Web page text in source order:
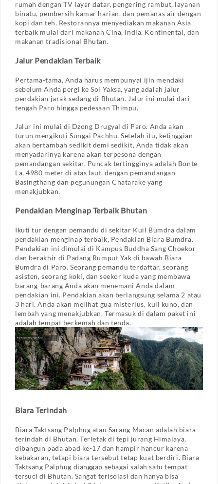
rumah dengan TV layar datar, pengering rambut, layanan
binatu, pembersih kamar harian, dan pemanas air dengan
kopi dan teh. Restorannya menyediakan makanan Asia
terbaik mulai dari makanan Cina, India, Kontinental, dan
makanan tradisional Bhutan.
Jalur Pendakian Terbaik
Pertama-tama, Anda harus mempunyai ijin mendaki
sebelum Anda pergi ke Soi Yaksa, yang adalah jalur
pendakian jarak sedang di Bhutan. Jalur ini mulai dari
tengah Paro hingga pedesaan Thimpu.
Jalur ini mulai di Dzong Drugyal di Paro. Anda akan
turun mengikuti Sungai Pachhu. Setelah itu, ketinggian
akan bertambah sedikit demi sedikit, Anda tidak akan
menyadarinya karena akan terpesona dengan
pemandangan sekitar. Puncak tertingginya adalah Bonte
La, 4980 meter di atas laut, dengan pemandangan
Basingthang dan pegunungan Chatarake yang
menakjubkan.
Pendakian Menginap Terbaik Bhutan
Ikuti tur dengan pemandu di sekitar Kuil Bumdra dalam
pendakian menginap terbaik, Pendakian Biara Bumdra.
Pendakian ini dimulai di Kampus Buddha Sang Choekor
dan berakhir di Padang Rumput Yak di bawah Biara
Bumdra di Paro. Seorang pemandu terdaftar, seorang
asisten, seorang koki, dan seekor kuda yang membawa
barang-barang Anda akan menemani Anda dalam
pendakian ini. Pendakian akan berlangsung selama 2 atau
3 hari. Anda akan melihat gua misterius, kuil kuno, dan
lembah yang menakjubkan. Termasuk di dalam paket ini
adalah tempat berkemah dan tenda.
Biara Terindah
Biara Taktsang Palphug atau Sarang Macan adalah biara
terindah di Bhutan. Terletak di tepi jurang Himalaya,
dibangun pada abad ke-17 dan hampir hancur karena
kebakaran, tetapi biara tersebut tetap kuat berdiri. Biara
Taktsang Palphug dianggap sebagai salah satu tempat
tersuci di Bhutan. Sangat terisolasi dan hanya bisa